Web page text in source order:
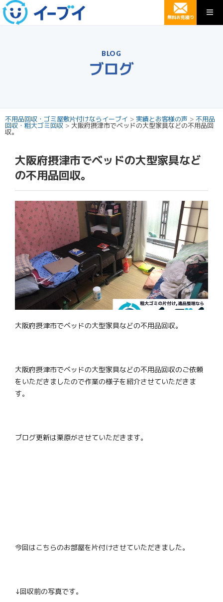
無料お見積り
BLOG
ブログ
不用品回収・ゴミ屋敷片付けならイーブイ > 実績とお客様の声 > 不用品
回収・粗大ゴミ回収 > 大阪府摂津市でベッドの大型家具などの不用品回
収。
大阪府摂津市でベッドの大型家具など
の不用品回収。
大阪府摂津市でベッドの大型家具などの不用品回収。
大阪府摂津市でベッドの大型家具などの不用品回収のご依頼
をいただきましたので作業の様子を紹介させていただきま
す。
ブログ更新は栗原がさせていただきます。
今回はこちらのお部屋を片付けさせていただきました。
↓回収前の写真です。